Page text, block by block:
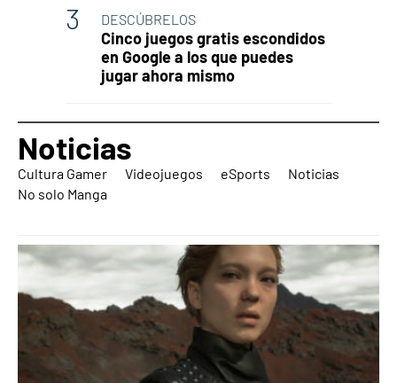
DESCÚBRELOS
Cinco juegos gratis escondidos
en Google a los que puedes
jugar ahora mismo
Noticias
Cultura Gamer Videojuegos eSports
Noticias
No solo Manga